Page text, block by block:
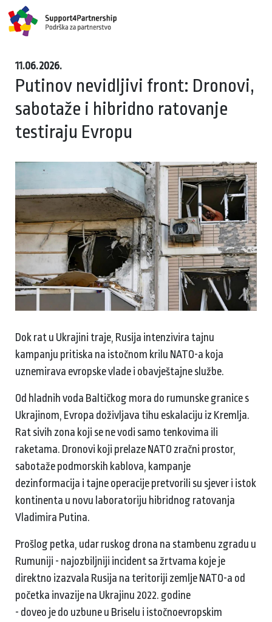
11.06.2026.
Putinov nevidljivi front: Dronovi,
sabotaže i hibridno ratovanje
testiraju Evropu
Dok rat u Ukrajini traje, Rusija intenzivira tajnu
kampanju pritiska na istočnom krilu NATO-a koja
uznemirava evropske vlade i obavještajne službe.
Od hladnih voda Baltičkog mora do rumunske granice s
Ukrajinom, Evropa doživljava tihu eskalaciju iz Kremlja.
Rat sivih zona koji se ne vodi samo tenkovima ili
raketama. Dronovi koji prelaze NATO zračni prostor,
sabotaže podmorskih kablova, kampanje
dezinformacija i tajne operacije pretvorili su sjever i istok
kontinenta u novu laboratoriju hibridnog ratovanja
Vladimira Putina.
Prošlog petka, udar ruskog drona na stambenu zgradu u
Rumuniji - najozbiljniji incident sa žrtvama koje je
direktno izazvala Rusija na teritoriji zemlje NATO-a od
početka invazije na Ukrajinu 2022. godine
- doveo je do uzbune u Briselu i istočnoevropskim